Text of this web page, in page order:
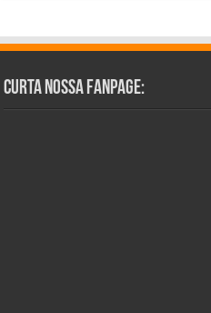
Curta Nossa Fanpage: